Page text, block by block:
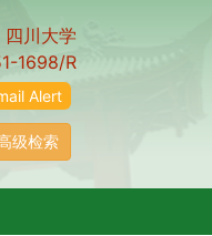
川大学
1698/R
Alert